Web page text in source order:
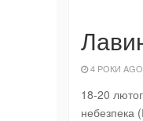
4 РОКИ AGO
18-20
небезпека